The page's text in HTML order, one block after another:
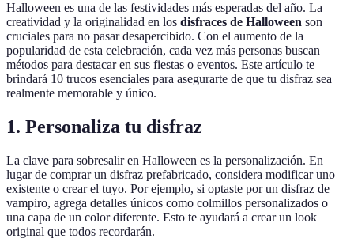
Halloween es una de las festividades más esperadas del año. La
creatividad y la originalidad en los disfraces de Halloween son
cruciales para no pasar desapercibido. Con el aumento de la
popularidad de esta celebración, cada vez más personas buscan
métodos para destacar en sus fiestas o eventos. Este artículo te
brindará 10 trucos esenciales para asegurarte de que tu disfraz sea
realmente memorable y único.
1. Personaliza tu disfraz
La clave para sobresalir en Halloween es la personalización. En
lugar de comprar un disfraz prefabricado, considera modificar uno
existente o crear el tuyo. Por ejemplo, si optaste por un disfraz de
vampiro, agrega detalles únicos como colmillos personalizados o
una capa de un color diferente. Esto te ayudará a crear un look
original que todos recordarán.